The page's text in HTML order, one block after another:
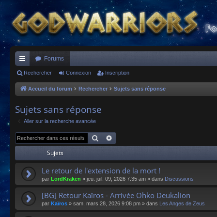
ac
co
s
Forums
Rechercher Connexion Inscription
Accueil du forum Rechercher Sujets sans réponse
Sujets sans réponse
Aller sur la recherche avancée
Rechercher
Sujets
Le retour de l'extension de la mort !
par LordKraken » jeu. juil. 09, 2026 7:35 am » dans Discussions
[BG] Retour Kaïros - Arrivée Ohko Deukalion
par Kaïros » sam. mars 28, 2026 9:08 pm » dans Les Anges de Zeus